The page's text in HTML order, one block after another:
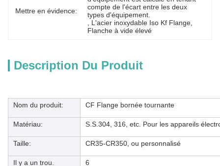
Mettre en évidence:
compte de l'écart entre les deux
types d'équipement.
L'acier inoxydable Iso Kf Flange
Flanche à vide élevé
Description Du Produit
Nom du produit: CF Flange bornée tournante
Matériau: S.S.304, 316, etc. Pour les appareils
Taille: CR35-CR350, ou personnalisé
Il y a un trou. 6